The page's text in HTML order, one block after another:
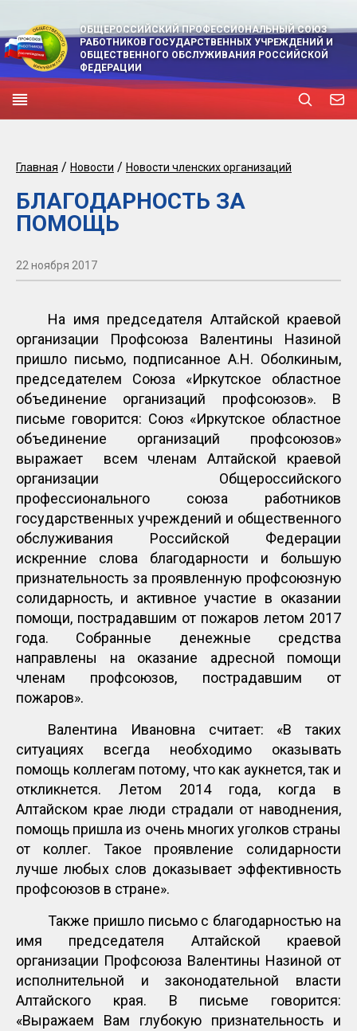
ОБЩЕРОССИЙСКИЙ ПРОФЕССИОНАЛЬНЫЙ СОЮЗ
РАБОТНИКОВ ГОСУДАРСТВЕННЫХ УЧРЕЖДЕНИЙ И
ОБЩЕСТВЕННОГО ОБСЛУЖИВАНИЯ РОССИЙСКОЙ
ФЕДЕРАЦИИ
Главная / Новости / Новости членских организаций
БЛАГОДАРНОСТЬ ЗА
ПОМОЩЬ
22 ноября 2017
На имя председателя Алтайской краевой
организации Профсоюза Валентины Назиной
пришло письмо, подписанное А.Н. Оболкиным,
председателем Союза «Иркутское областное
объединение организаций профсоюзов». В
письме говорится: Союз «Иркутское областное
объединение организаций профсоюзов»
выражает всем членам Алтайской краевой
организации Общероссийского
профессионального союза работников
государственных учреждений и общественного
обслуживания Российской Федерации
искренние слова благодарности и большую
признательность за проявленную профсоюзную
солидарность, и активное участие в оказании
помощи, пострадавшим от пожаров летом 2017
года. Собранные денежные средства
направлены на оказание адресной помощи
членам профсоюзов, пострадавшим от
пожаров».
Валентина Ивановна считает: «В таких
ситуациях всегда необходимо оказывать
помощь коллегам потому, что как аукнется, так и
откликнется. Летом 2014 года, когда в
Алтайском крае люди страдали от наводнения,
помощь пришла из очень многих уголков страны
от коллег. Такое проявление солидарности
лучше любых слов доказывает эффективность
профсоюзов в стране».
Также пришло письмо с благодарностью на
имя председателя Алтайской краевой
организации Профсоюза Валентины Назиной от
исполнительной и законодательной власти
Алтайского края. В письме говорится:
«Выражаем Вам глубокую признательность и